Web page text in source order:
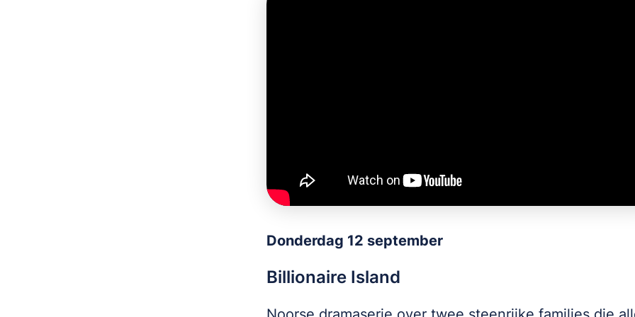
Donderdag 12 september
Billionaire Island